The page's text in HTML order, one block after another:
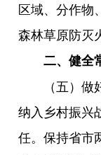
区域、分作物
森林草原防灭
二、健全
（五）
纳入乡村振兴
任。保持省市